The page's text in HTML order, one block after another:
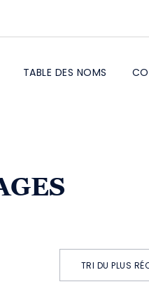
TABLE DES NOMS
TRI DU PLUS